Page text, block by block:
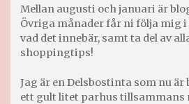
Mellan augusti och januari är
Övriga månader får ni följa mig i
vad det innebär, samt ta del av
shoppingtips!
Jag är en Delsbostinta som nu
ett gult litet parhus tillsammans